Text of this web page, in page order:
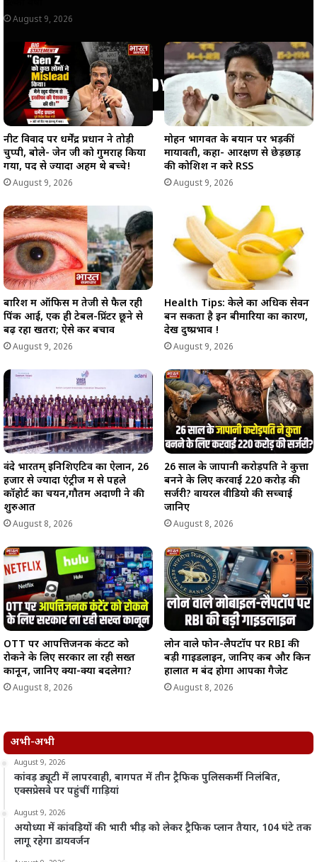
August 9, 2026
नीट विवाद पर धर्मेंद्र प्रधान ने तोड़ी
चुप्पी, बोले- जेन जी को गुमराह किया
गया, पद से ज्यादा अहम थे बच्चे!
August 9, 2026
मोहन भागवत के बयान पर भड़कीं
मायावती, कहा- आरक्षण से छेड़छाड़
की कोशिश न करे RSS
August 9, 2026
बारिश में ऑफिस में तेजी से फैल रही
पिंक आई, एक ही टेबल-प्रिंटर छूने से
बढ़ रहा खतरा; ऐसे करें बचाव
August 9, 2026
Health Tips: केले का अधिक सेवन
बन सकता है इन बीमारियों का कारण,
देखें दुष्प्रभाव !
August 9, 2026
वंदे भारतम् इनिशिएटिव का ऐलान, 26
हजार से ज्यादा एंट्रीज में से पहले
कॉहोर्ट का चयन,गौतम अदाणी ने की
शुरुआत
August 8, 2026
26 साल के जापानी करोड़पति ने कुत्ता
बनने के लिए करवाई 220 करोड़ की
सर्जरी? वायरल वीडियो की सच्चाई
जानिए
August 8, 2026
OTT पर आपत्तिजनक कंटेंट को
रोकने के लिए सरकार ला रही सख्त
कानून, जानिए क्या-क्या बदलेगा?
August 8, 2026
लोन वाले फोन-लैपटॉप पर RBI की
बड़ी गाइडलाइन, जानिए कब और किन
हालात में बंद होगा आपका गैजेट
August 8, 2026
अभी-अभी
August 9, 2026
कांवड़ ड्यूटी में लापरवाही, बागपत में तीन ट्रैफिक पुलिसकर्मी निलंबित,
एक्सप्रेसवे पर पहुंचीं गाड़ियां
August 9, 2026
अयोध्या में कांवड़ियों की भारी भीड़ को लेकर ट्रैफिक प्लान तैयार, 104 घंटे तक
लागू रहेगा डायवर्जन